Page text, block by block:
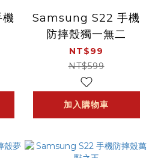
Samsung S22 手機
防摔殼獨一無二
NT$99
NT$599
加入購物車